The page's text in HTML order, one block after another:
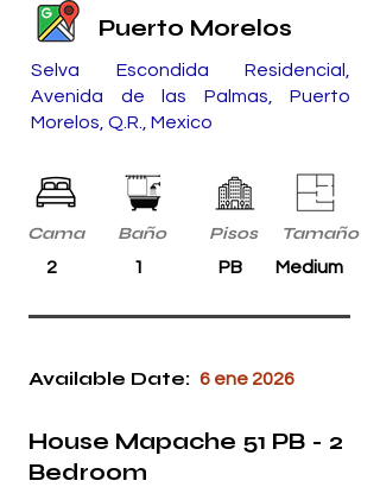
Puerto Morelos
Selva Escondida Residencial,
Avenida de las Palmas, Puerto
Morelos, Q.R., Mexico
Cama Baño Pisos Tamaño
2 1 PB Medium
Available Date: 6 ene 2026
House Mapache 51 PB - 2
Bedroom